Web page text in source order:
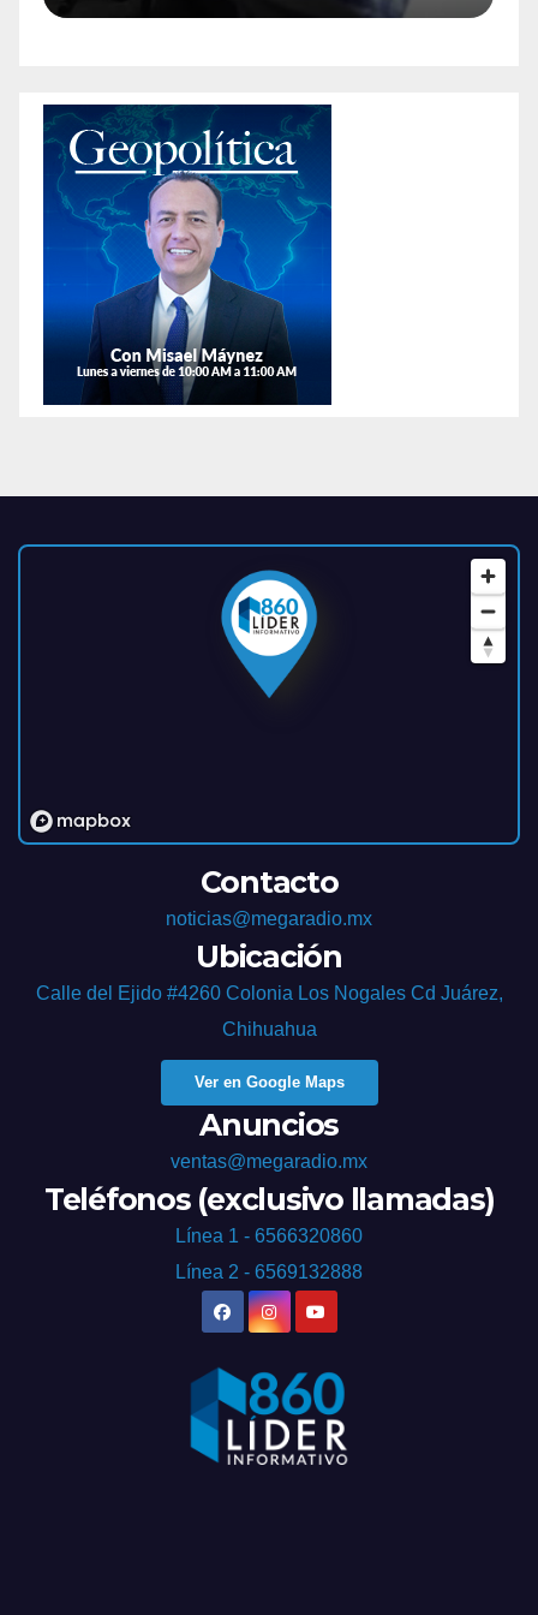
Contacto
noticias@megaradio.mx
Ubicación
Calle del Ejido #4260 Colonia Los Nogales Cd Juárez,
Chihuahua
Ver en Google Maps
Anuncios
ventas@megaradio.mx
Teléfonos (exclusivo llamadas)
Línea 1 - 6566320860
Línea 2 - 6569132888